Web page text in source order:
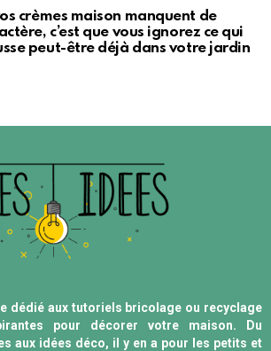
crèmes maison manquent de
c’est que vous ignorez ce qui
peut-être déjà dans votre jardin
dédié aux tutoriels bricolage ou recyclage
pour décorer votre maison. Du
aux idées déco, il y en a pour les petits et